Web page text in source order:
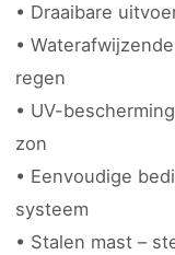
• Draaibare
•
regen
• UV-
zon
• Eenvoudige
systeem
• Stalen mast –